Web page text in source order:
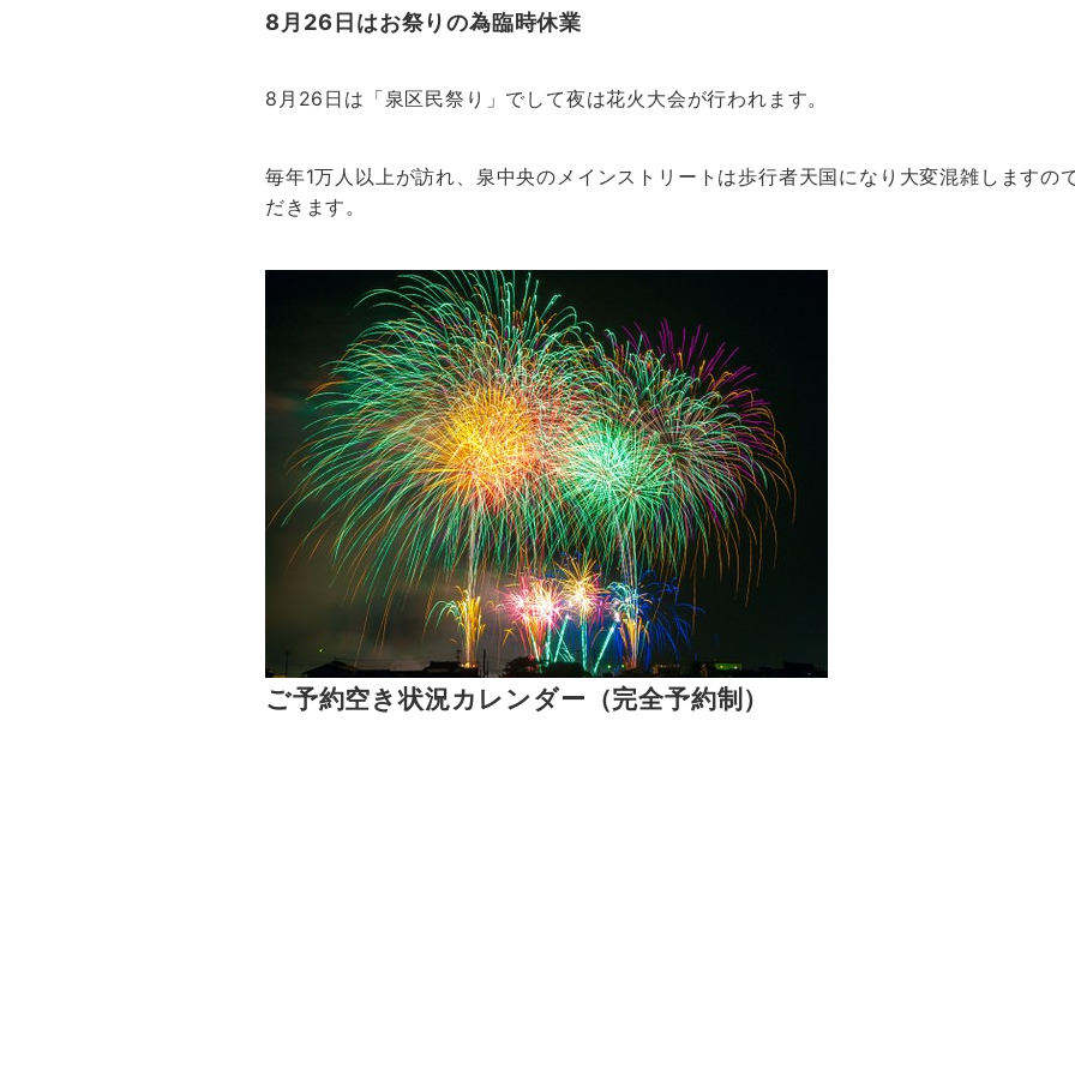
8月26日はお祭りの為臨時休業
8月26日は「泉区民祭り」でして夜は花火大会が行われます。
毎年1万人以上が訪れ、泉中央のメインストリートは歩行者天国になり大変混雑しますの
だきます。
ご予約空き状況カレンダー（完全予約制）